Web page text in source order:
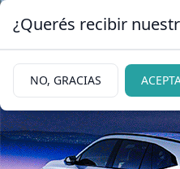
¿Querés recibir
NO, GRACIAS